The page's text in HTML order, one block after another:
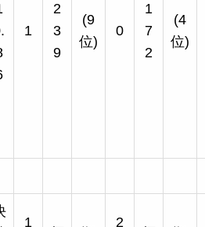
1
2
3
9
(9
位)
0
1
7
2
(4
位)
1
2